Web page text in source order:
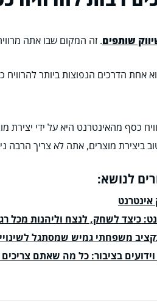
שותפים. זה המקום שבו אתה
אחת הדרכים הנפוצות ביותר
כסף מהאינטרנט היא על ידי יצירת
ביצירת מוצרים, אתה לא צריך הרבה
לנושא:
כיצד לשחק, לנצח וליהנות מכל
משפחתי גמיש שמסתגל
בציבור: כל מה שאתם